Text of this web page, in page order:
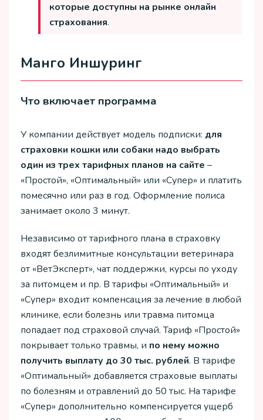
которые доступны на рынке онлайн
страхования.
Манго Иншуринг
Что включает программа
У компании действует модель подписки: для
страховки кошки или собаки надо выбрать
один из трех тарифных планов на сайте –
«Простой», «Оптимальный» или «Супер» и платить
помесячно или раз в год. Оформление полиса
занимает около 3 минут.
Независимо от тарифного плана в страховку
входят безлимитные консультации ветеринара
от «ВетЭксперт», чат поддержки, курсы по уходу
за питомцем и пр. В тарифы «Оптимальный» и
«Супер» входит компенсация за лечение в любой
клинике, если болезнь или травма питомца
попадает под страховой случай. Тариф «Простой»
покрывает только травмы, и по нему можно
получить выплату до 30 тыс. рублей. В тарифе
«Оптимальный» добавляется страховые выплаты
по болезням и отравлений до 50 тыс. На тарифе
«Супер» дополнительно компенсируется ущерб